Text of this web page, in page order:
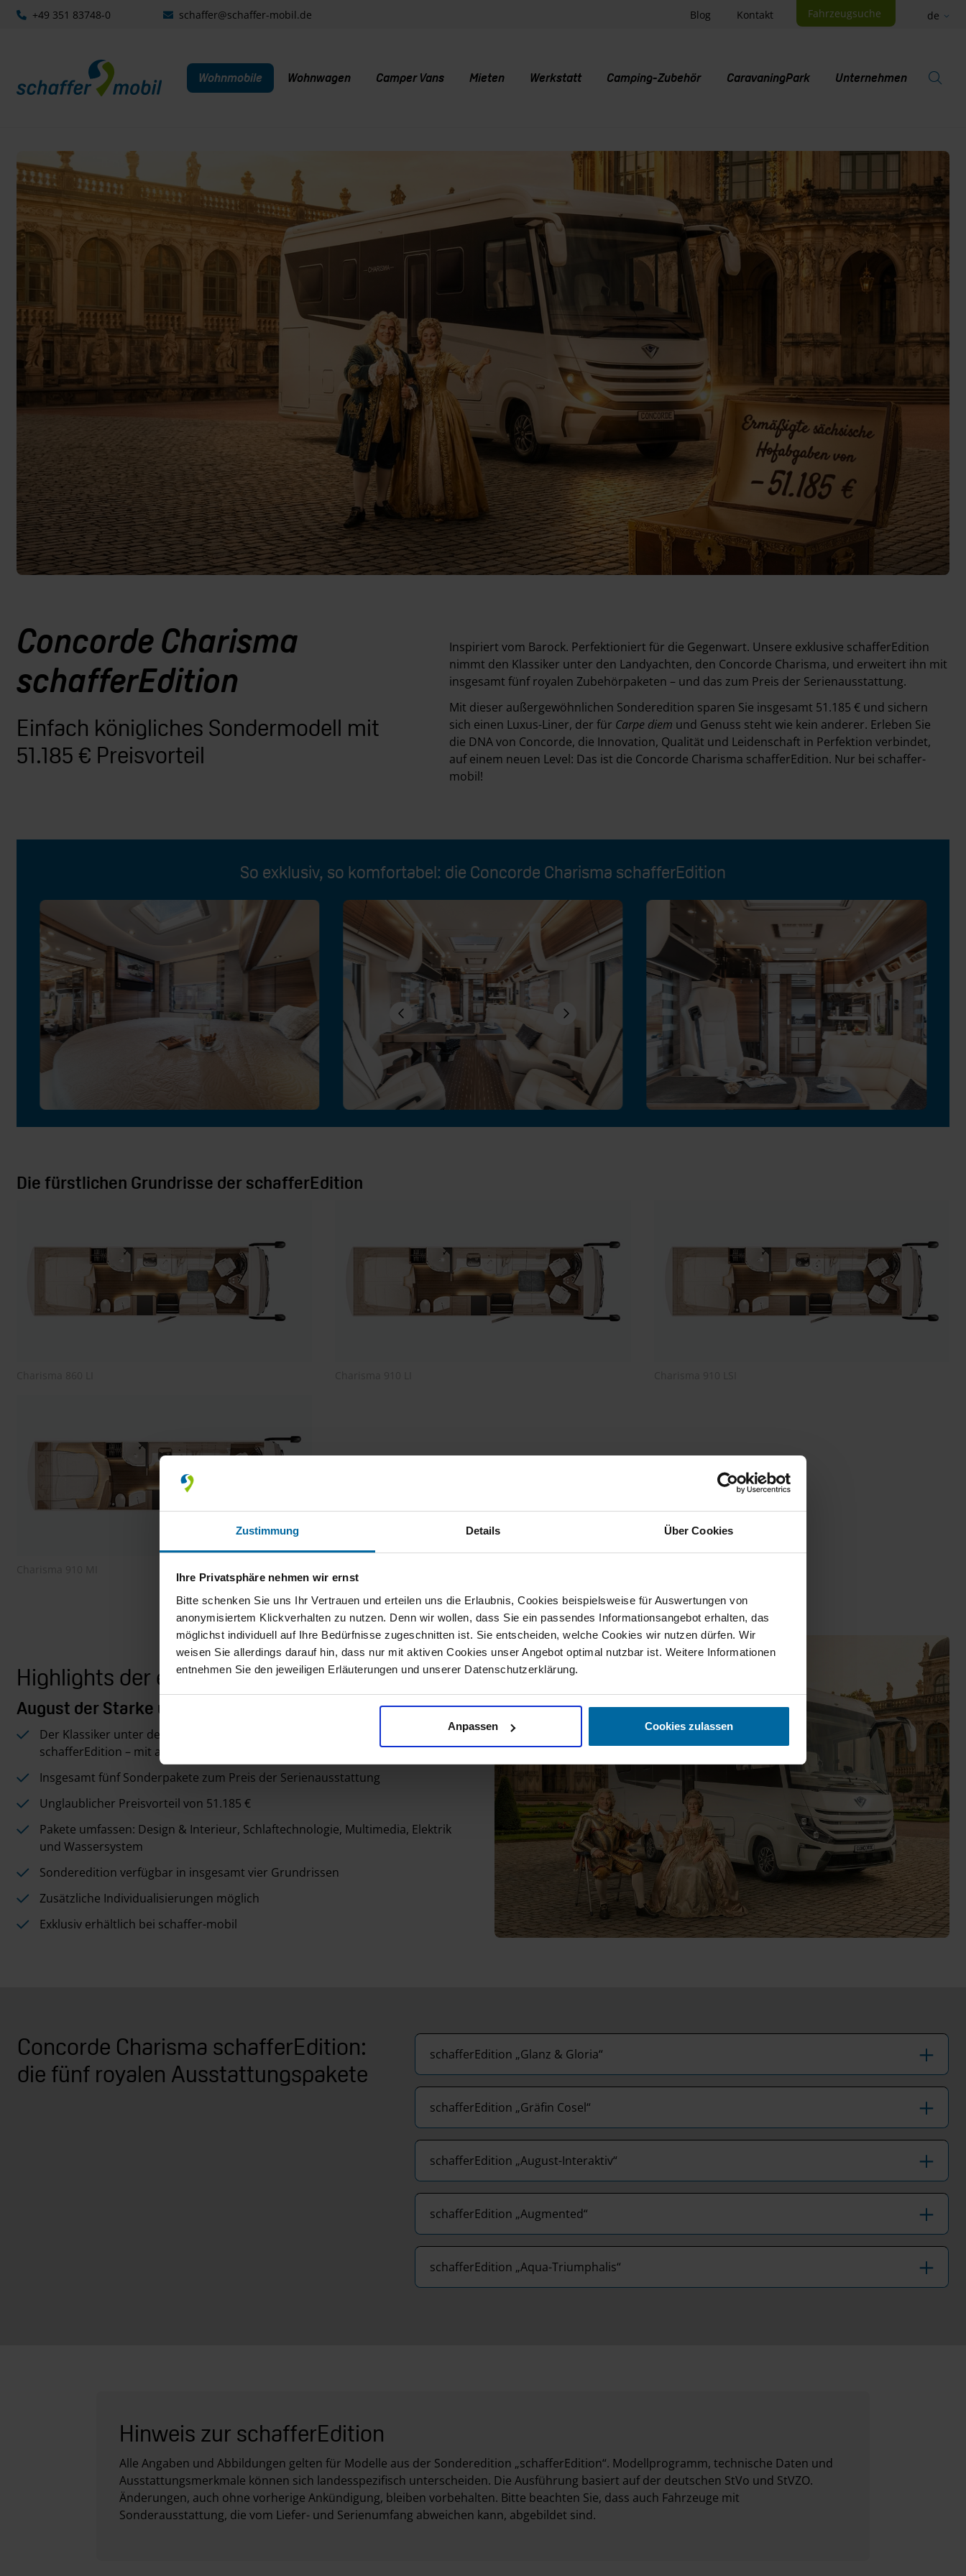
Zustimmung Details Über Cookies
Ihre Privatsphäre nehmen wir ernst
Bitte schenken Sie uns Ihr Vertrauen und erteilen uns die Erlaubnis, Cookies beispielsweise für Auswertungen von
anonymisiertem Klickverhalten zu nutzen. Denn wir wollen, dass Sie ein passendes Informationsangebot erhalten, das
möglichst individuell auf Ihre Bedürfnisse zugeschnitten ist. Sie entscheiden, welche Cookies wir nutzen dürfen. Wir
weisen Sie allerdings darauf hin, dass nur mit aktiven Cookies unser Angebot optimal nutzbar ist. Weitere Informationen
entnehmen Sie den jeweiligen Erläuterungen und unserer Datenschutzerklärung.
Anpassen Cookies zulassen
+49 351 83748-0 schaffer@schaffer-mobil.de Blog Kontakt Fahrzeugsuche de
Wohnmobile Wohnwagen Camper Vans Mieten Werkstatt Camping-Zubehör CaravaningPark Unternehmen
Concorde Charisma
schafferEdition
Einfach königliches Sondermodell mit
51.185 € Preisvorteil
Inspiriert vom Barock. Perfektioniert für die Gegenwart. Unsere exklusive schafferEdition
nimmt den Klassiker unter den Landyachten, den Concorde Charisma, und erweitert ihn mit
insgesamt fünf royalen Zubehörpaketen – und das zum Preis der Serienausstattung.
Mit dieser außergewöhnlichen Sonderedition sparen Sie insgesamt 51.185 € und sichern
sich einen Luxus-Liner, der für Carpe diem und Genuss steht wie kein anderer. Erleben Sie
die DNA von Concorde, die Innovation, Qualität und Leidenschaft in Perfektion verbindet,
auf einem neuen Level: Das ist die Concorde Charisma schafferEdition. Nur bei schaffer-
mobil!
So exklusiv, so komfortabel: die Concorde Charisma schafferEdition
Die fürstlichen Grundrisse der schafferEdition
Highlights der exklusiven schafferEdition
August der Starke und Gräfin von Cosel empfehlen
Der Klassiker unter den Landyachten: Concorde Charisma als Basis der
schafferEdition – mit all seinen bekannten Vorteilen
Insgesamt fünf Sonderpakete zum Preis der Serienausstattung
Unglaublicher Preisvorteil von 51.185 €
Pakete umfassen: Design & Interieur, Schlaftechnologie, Multimedia, Elektrik
und Wassersystem
Sonderedition verfügbar in insgesamt vier Grundrissen
Zusätzliche Individualisierungen möglich
Exklusiv erhältlich bei schaffer-mobil
Concorde Charisma schafferEdition:
die fünf royalen Ausstattungspakete
schafferEdition „Glanz & Gloria“
schafferEdition „Gräfin Cosel“
schafferEdition „August-Interaktiv“
schafferEdition „Augmented“
schafferEdition „Aqua-Triumphalis“
Hinweis zur schafferEdition
Alle Angaben und Abbildungen gelten für Modelle aus der Sonderedition „schafferEdition“. Modellprogramm, technische Daten und
Ausstattungsmerkmale können sich landesspezifisch unterscheiden. Die Ausführung basiert auf der deutschen StVo und StVZO.
Änderungen, auch ohne vorherige Ankündigung, bleiben vorbehalten. Bitte beachten Sie, dass auch Fahrzeuge mit
Sonderausstattung, die vom Liefer- und Serienumfang abweichen kann, abgebildet sind.